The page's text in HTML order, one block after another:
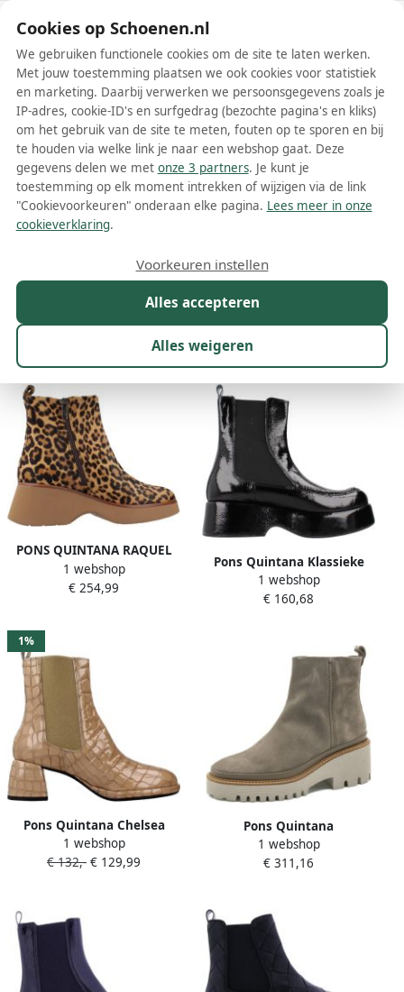
Schoenen.nl
Wis filters Alle filters
Pons Quintana dames boots
Meer lezen
Kleur Prijs
9 resultaten:
PONS QUINTANA RAQUEL
Dierlijke Dr
1 webshop
€ 254,99
Pons Quintana Klassieke
Chelsea Boots van zwart
leer Black Dames
1 webshop
€ 160,68
1%
Pons Quintana Chelsea
Boots Beige Dames
1 webshop
€ 132,- € 129,99
Pons Quintana
Damesschoenen in Topo
Kleur Gray Dames
1 webshop
€ 311,16
Cookies op Schoenen.nl
We gebruiken functionele cookies om de site te laten werken.
Met jouw toestemming plaatsen we ook cookies voor statistiek
en marketing. Daarbij verwerken we persoonsgegevens zoals je
IP-adres, cookie-ID's en surfgedrag (bezochte pagina's en kliks)
om het gebruik van de site te meten, fouten op te sporen en bij
te houden via welke link je naar een webshop gaat. Deze
gegevens delen we met onze 3 partners. Je kunt je
toestemming op elk moment intrekken of wijzigen via de link
"Cookievoorkeuren" onderaan elke pagina. Lees meer in onze
cookieverklaring.
Alles accepteren
Alles weigeren
Voorkeuren instellen